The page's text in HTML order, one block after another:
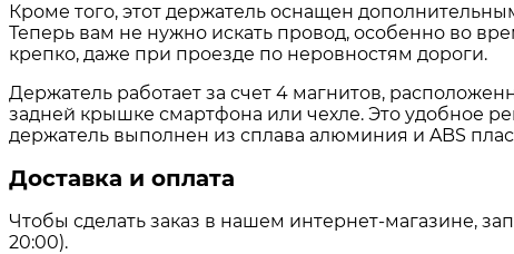
Кроме того, этот держатель оснащен
Теперь вам не нужно искать провод, особенно во
крепко, даже при проезде по неровностям дороги.
Держатель работает за счет 4 магнитов,
задней крышке смартфона или чехле. Это удобное
держатель выполнен из сплава алюминия и ABS
Доставка и оплата
Чтобы сделать заказ в нашем интернет-магазине,
20:00).